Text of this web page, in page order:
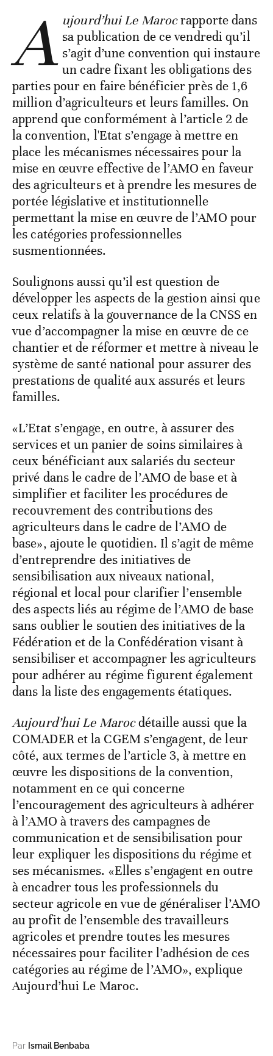
A ujourd’hui Le Marocrapporte dans
sa publication de ce vendredi qu’il
s’agit d’une convention qui instaure
un cadre fixant les obligations des
parties pour en faire bénéficier près de 1,6
million d’agriculteurs et leurs familles. On
apprend que conformément à l’article 2 de
la convention, l'Etat s’engage à mettre en
place les mécanismes nécessaires pour la
mise en œuvre effective de l’AMO en faveur
des agriculteurs et à prendre les mesures de
portée législative et institutionnelle
permettant la mise en œuvre de l’AMO pour
les catégories professionnelles
susmentionnées.
Soulignons aussi qu’il est question de
développer les aspects de la gestion ainsi que
ceux relatifs à la gouvernance de la CNSS en
vue d’accompagner la mise en œuvre de ce
chantier et de réformer et mettre à niveau le
système de santé national pour assurer des
prestations de qualité aux assurés et leurs
familles.
«L’Etat s’engage, en outre, à assurer des
services et un panier de soins similaires à
ceux bénéficiant aux salariés du secteur
privé dans le cadre de l’AMO de base et à
simplifier et faciliter les procédures de
recouvrement des contributions des
agriculteurs dans le cadre de l’AMO de
base», ajoute le quotidien. Il s’agit de même
d’entreprendre des initiatives de
sensibilisation aux niveaux national,
régional et local pour clarifier l’ensemble
des aspects liés au régime de l’AMO de base
sans oublier le soutien des initiatives de la
Fédération et de la Confédération visant à
sensibiliser et accompagner les agriculteurs
pour adhérer au régime figurent également
dans la liste des engagements étatiques.
Aujourd’hui Le Marocdétaille aussi que la
COMADER et la CGEM s’engagent, de leur
côté, aux termes de l’article 3, à mettre en
œuvre les dispositions de la convention,
notamment en ce qui concerne
l’encouragement des agriculteurs à adhérer
à l’AMO à travers des campagnes de
communication et de sensibilisation pour
leur expliquer les dispositions du régime et
ses mécanismes. «Elles s’engagent en outre
à encadrer tous les professionnels du
secteur agricole en vue de généraliser l’AMO
au profit de l’ensemble des travailleurs
agricoles et prendre toutes les mesures
nécessaires pour faciliter l’adhésion de ces
catégories au régime de l’AMO», explique
Aujourd’hui Le Maroc.
Par Ismail Benbaba